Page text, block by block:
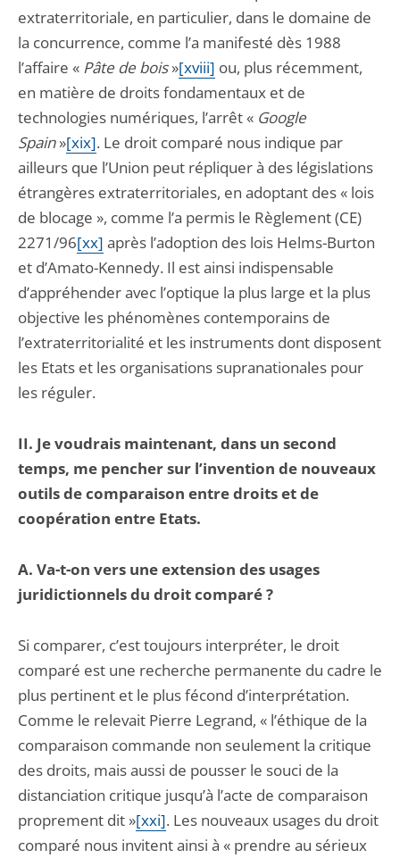
extraterritoriale, en particulier, dans le domaine de
la concurrence, comme l’a manifesté dès 1988
l’affaire « Pâte de bois»[xviii] ou, plus récemment,
en matière de droits fondamentaux et de
technologies numériques, l’arrêt « Google
Spain»[xix]. Le droit comparé nous indique par
ailleurs que l’Union peut répliquer à des législations
étrangères extraterritoriales, en adoptant des « lois
de blocage », comme l’a permis le Règlement (CE)
2271/96[xx] après l’adoption des lois Helms-Burton
et d’Amato-Kennedy. Il est ainsi indispensable
d’appréhender avec l’optique la plus large et la plus
objective les phénomènes contemporains de
l’extraterritorialité et les instruments dont disposent
les Etats et les organisations supranationales pour
les réguler.
II. Je voudrais maintenant, dans un second
temps, me pencher sur l’invention de nouveaux
outils de comparaison entre droits et de
coopération entre Etats.
A. Va-t-on vers une extension des usages
juridictionnels du droit comparé ?
Si comparer, c’est toujours interpréter, le droit
comparé est une recherche permanente du cadre le
plus pertinent et le plus fécond d’interprétation.
Comme le relevait Pierre Legrand, « l’éthique de la
comparaison commande non seulement la critique
des droits, mais aussi de pousser le souci de la
distanciation critique jusqu’à l’acte de comparaison
proprement dit »[xxi]. Les nouveaux usages du droit
comparé nous invitent ainsi à « prendre au sérieux